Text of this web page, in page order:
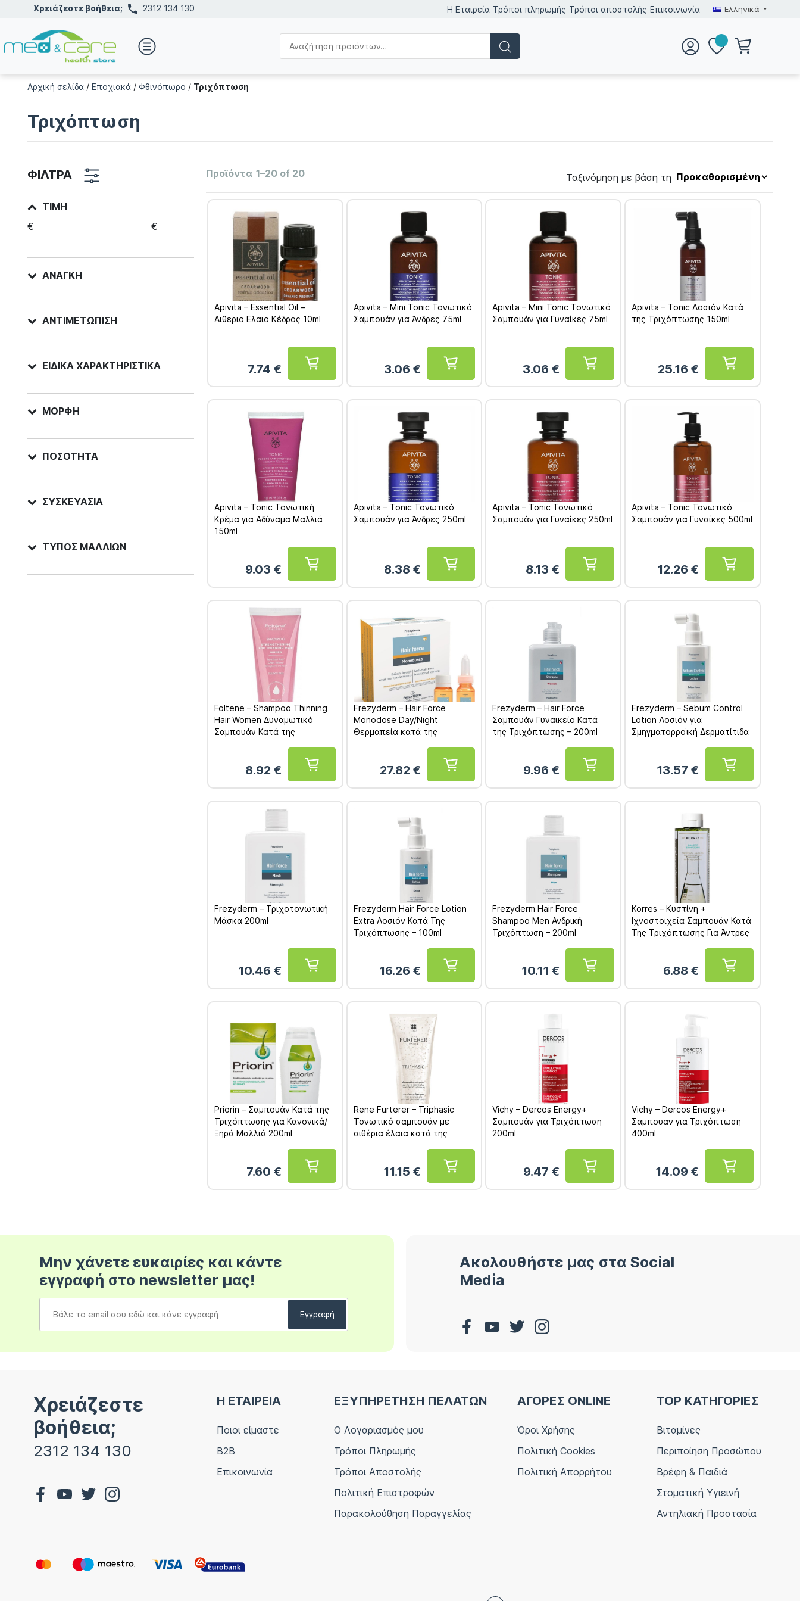
Χρειάζεστε βοήθεια; 2312 134 130 Η Εταιρεία Τρόποι πληρωμής Τρόποι αποστολής Επικοινωνία Ελληνικά
Αρχική σελίδα/ Εποχιακά/ Φθινόπωρο / Τριχόπτωση
Τριχόπτωση
ΦΙΛΤΡΑ
ΤΙΜΉ
€
€
ΑΝΆΓΚΗ
ΑΝΤΙΜΕΤΏΠΙΣΗ
ΕΙΔΙΚΆ ΧΑΡΑΚΤΗΡΙΣΤΙΚΆ
ΜΟΡΦΉ
ΠΟΣΌΤΗΤΑ
ΣΥΣΚΕΥΑΣΊΑ
ΤΎΠΟΣ ΜΑΛΛΙΏΝ
Προϊόντα 1–20 of 20 Ταξινόμηση με βάση τη
Apivita – Essential Oil –
Αιθεριο Ελαιο Κέδρος 10ml
7.74 €
Apivita – Mini Tonic Τονωτικό
Σαμπουάν για Άνδρες 75ml
3.06 €
Apivita – Mini Tonic Τονωτικό
Σαμπουάν για Γυναίκες 75ml
3.06€
Apivita – Tonic Λοσιόν Κατά
της Τριχόπτωσης 150ml
25.16 €
Apivita – Tonic Τονωτική
Κρέμα για Αδύναμα Μαλλιά
150ml
9.03 €
Apivita – Tonic Τονωτικό
Σαμπουάν για Άνδρες 250ml
8.38 €
Apivita – Tonic Τονωτικό
Σαμπουάν για Γυναίκες 250ml
8.13€
Apivita – Tonic Τονωτικό
Σαμπουάν για Γυναίκες 500ml
12.26 €
Foltene – Shampoo Thinning
Hair Women Δυναμωτικό
Σαμπουάν Κατά της
8.92 €
Frezyderm – Hair Force
Monodose Day/Night
Θερμαπεία κατά της
27.82 €
Frezyderm – Hair Force
Σαμπουάν Γυναικείο Κατά
της Τριχόπτωσης – 200ml
9.96€
Frezyderm – Sebum Control
Lotion Λοσιόν για
Σμηγματορροϊκή Δερματίτιδα
13.57 €
Frezyderm – Τριχοτονωτική
Μάσκα 200ml
10.46 €
Frezyderm Hair Force Lotion
Extra Λοσιόν Κατά Της
Τριχόπτωσης – 100ml
16.26 €
Frezyderm Hair Force
Shampoo Men Ανδρική
Τριχόπτωση – 200ml
10.11€
Korres – Κυστίνη +
Ιχνοστοιχεία Σαμπουάν Κατά
Της Τριχόπτωσης Για Άντρες
6.88 €
Priorin – Σαμπουάν Κατά της
Τριχόπτωσης για Κανονικά/
Ξηρά Μαλλιά 200ml
7.60 €
Rene Furterer – Triphasic
Τονωτικό σαμπουάν με
αιθέρια έλαια κατά της
11.15 €
Vichy – Dercos Energy+
Σαμπουάν για Τριχόπτωση
200ml
9.47€
Vichy – Dercos Energy+
Σαμπουαν για Τριχόπτωση
400ml
14.09 €
Μην χάνετε ευκαιρίες και κάντε
εγγραφή στο newsletter μας!
Ακολουθήστε μας στα Social
Media
Χρειάζεστε
βοήθεια;
2312 134 130
Η ΕΤΑΙΡΕΙΑ
Ποιοι είμαστε
B2B
Επικοινωνία
ΕΞΥΠΗΡΕΤΗΣΗ ΠΕΛΑΤΩΝ
Ο Λογαριασμός μου
Τρόποι Πληρωμής
Τρόποι Αποστολής
Πολιτική Επιστροφών
Παρακολούθηση Παραγγελίας
ΑΓΟΡΕΣ ONLINE
Όροι Χρήσης
Πολιτική Cookies
Πολιτική Απορρήτου
TOP ΚΑΤΗΓΟΡΙΕΣ
Βιταμίνες
Περιποίηση Προσώπου
Βρέφη & Παιδιά
Στοματική Υγιεινή
Αντηλιακή Προστασία